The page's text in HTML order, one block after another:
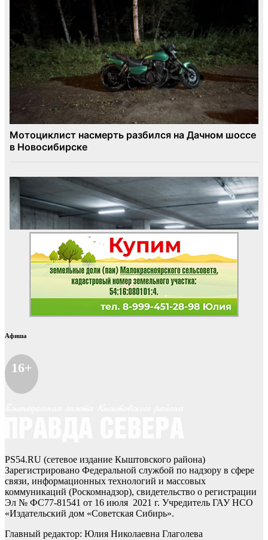
Афиша
16+
PS54.RU (сетевое издание Кыштовского района)
Зарегистрировано Федеральной службой по надзору в сфере
связи, информационных технологий и массовых
коммуникаций (Роскомнадзор), свидетельство о регистрации
Эл № ФС77-81541 от 16 июля 2021 г. Учредитель ГАУ НСО
«Издательский дом «Советская Сибирь».
Главный редактор: Юлия Николаевна Глаголева